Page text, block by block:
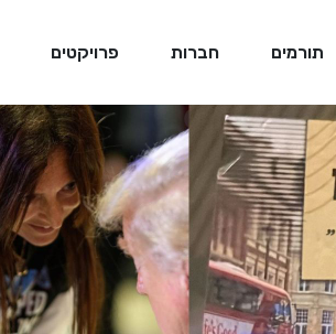
תורמים חברות פרויקטים